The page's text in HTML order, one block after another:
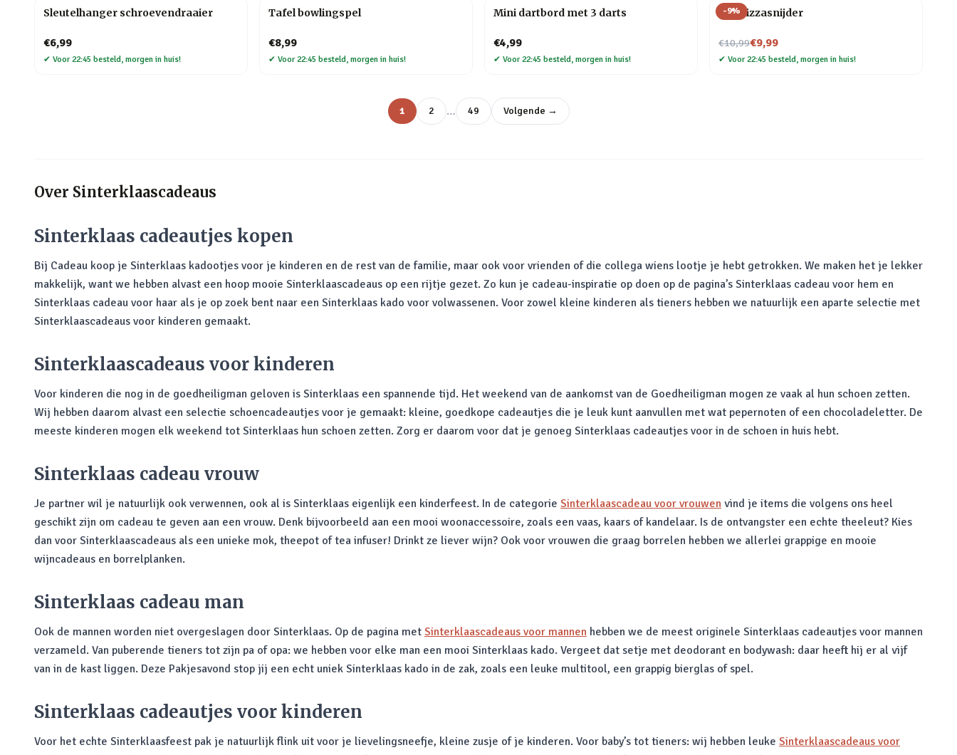
Sleutelhanger schroevendraaier
€6,99
✔ Voor 22:45 besteld, morgen in huis!
Tafel bowlingspel
€8,99
✔ Voor 22:45 besteld, morgen in huis!
Mini dartbord met 3 darts
€4,99
✔ Voor 22:45 besteld, morgen in huis!
-9%
Kat Pizzasnijder
€10,99
Nu voor€9,99
✔ Voor 22:45 besteld, morgen in huis!
1 2 … 49 Volgende →
Over Sinterklaascadeaus
Sinterklaas cadeautjes kopen
Bij Cadeau koop je Sinterklaas kadootjes voor je kinderen en de rest van de familie, maar ook voor vrienden of die collega wiens lootje je hebt getrokken. We maken het je lekker
makkelijk, want we hebben alvast een hoop mooie Sinterklaascadeaus op een rijtje gezet. Zo kun je cadeau-inspiratie op doen op de pagina’s Sinterklaas cadeau voor hem en
Sinterklaas cadeau voor haar als je op zoek bent naar een Sinterklaas kado voor volwassenen. Voor zowel kleine kinderen als tieners hebben we natuurlijk een aparte selectie met
Sinterklaascadeaus voor kinderen gemaakt.
Sinterklaascadeaus voor kinderen
Voor kinderen die nog in de goedheiligman geloven is Sinterklaas een spannende tijd. Het weekend van de aankomst van de Goedheiligman mogen ze vaak al hun schoen zetten.
Wij hebben daarom alvast een selectie schoencadeautjes voor je gemaakt: kleine, goedkope cadeautjes die je leuk kunt aanvullen met wat pepernoten of een chocoladeletter. De
meeste kinderen mogen elk weekend tot Sinterklaas hun schoen zetten. Zorg er daarom voor dat je genoeg Sinterklaas cadeautjes voor in de schoen in huis hebt.
Sinterklaas cadeau vrouw
Je partner wil je natuurlijk ook verwennen, ook al is Sinterklaas eigenlijk een kinderfeest. In de categorie Sinterklaascadeau voor vrouwen vind je items die volgens ons heel
geschikt zijn om cadeau te geven aan een vrouw. Denk bijvoorbeeld aan een mooi woonaccessoire, zoals een vaas, kaars of kandelaar. Is de ontvangster een echte theeleut? Kies
dan voor Sinterklaascadeaus als een unieke mok, theepot of tea infuser! Drinkt ze liever wijn? Ook voor vrouwen die graag borrelen hebben we allerlei grappige en mooie
wijncadeaus en borrelplanken.
Sinterklaas cadeau man
Ook de mannen worden niet overgeslagen door Sinterklaas. Op de pagina met Sinterklaascadeaus voor mannen hebben we de meest originele Sinterklaas cadeautjes voor mannen
verzameld. Van puberende tieners tot zijn pa of opa: we hebben voor elke man een mooi Sinterklaas kado. Vergeet dat setje met deodorant en bodywash: daar heeft hij er al vijf
van in de kast liggen. Deze Pakjesavond stop jij een echt uniek Sinterklaas kado in de zak, zoals een leuke multitool, een grappig bierglas of spel.
Sinterklaas cadeautjes voor kinderen
Voor het echte Sinterklaasfeest pak je natuurlijk flink uit voor je lievelingsneefje, kleine zusje of je kinderen. Voor baby’s tot tieners: wij hebben leuke Sinterklaascadeaus voor